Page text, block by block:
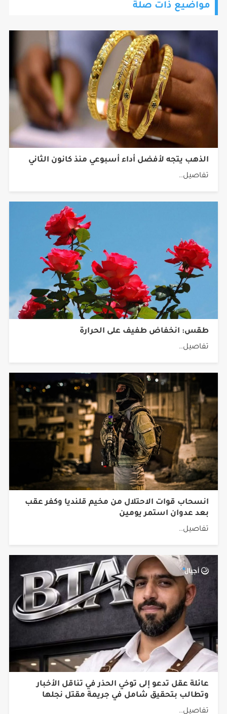
مواضيع ذات صلة
الذهب يتجه لأفضل أداء أسبوعي منذ كانون الثاني
تفاصيل..
طقس: انخفاض طفيف على الحرارة
تفاصيل..
انسحاب قوات الاحتلال من مخيم قلنديا وكفر عقب
بعد عدوان استمر يومين
تفاصيل..
عائلة عقل تدعو إلى توخي الحذر في تناقل الأخبار
وتطالب بتحقيق شامل في جريمة مقتل نجلها
تفاصيل..